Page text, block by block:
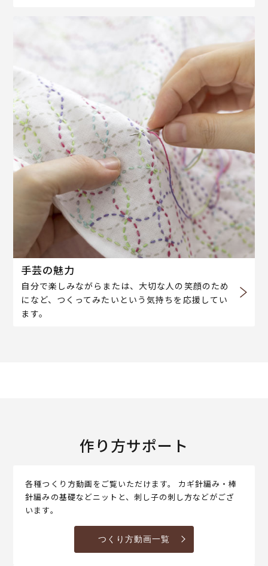
手芸の魅力
自分で楽しみながらまたは、大切な人の笑顔のため
になど、つくってみたいという気持ちを応援してい
ます。
作り方サポート
各種つくり方動画をご覧いただけます。 カギ針編み・棒
針編みの基礎などニットと、刺し子の刺し方などがござ
います。
つくり方動画一覧